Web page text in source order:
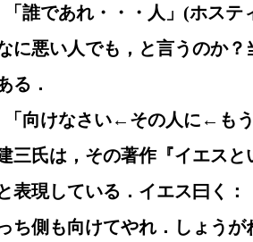
「誰であれ・・・人」(ホステ
に悪い人でも，と言うのか？
る．
「向けなさい←その人に←も
三氏は，その著作『イエスと
表現している．イエス曰く
ち側も向けてやれ．しょう